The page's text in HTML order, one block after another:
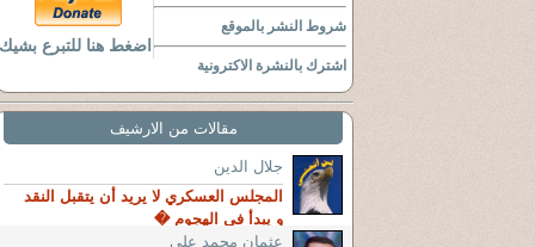
شروط النشر بالموقع
اشترك بالنشرة الاكترونية
اضغط هنا للتبرع بشيك
مقالات من الارشيف
جلال الدين
المجلس العسكري لا يريد أن يتقبل النقد
و يبدأ في الهجوم �
عثمان محمد علي